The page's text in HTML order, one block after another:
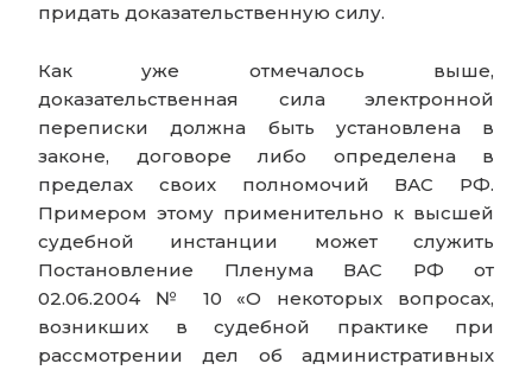
придать доказательственную силу.
Как уже отмечалось выше,
доказательственная сила электронной
переписки должна быть установлена в
законе, договоре либо определена в
пределах своих полномочий ВАС РФ.
Примером этому применительно к высшей
судебной инстанции может служить
Постановление Пленума ВАС РФ от
02.06.2004 № 10 «О некоторых вопросах,
возникших в судебной практике при
рассмотрении дел об административных